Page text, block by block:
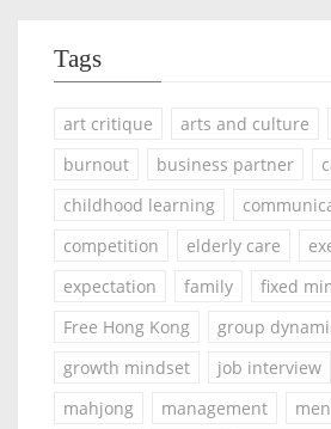
Tags
art critique arts and culture
burnout
business partner
childhood learning
competition
elderly care
expectation
family
fixed
Free Hong Kong
group
growth mindset
job interview
mahjong
management